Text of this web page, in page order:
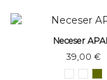
Neceser
39,00 €